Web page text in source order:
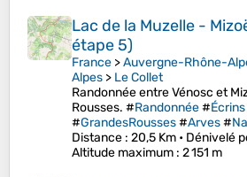
Lac de la Muzelle -
étape 5)
France >Auvergne-Rhône-
Alpes > Le Collet
Randonnée entre Vénosc et
Rousses. #Randonnée#Écrins
#GrandesRousses#Arves#
Distance : 20,5 Km • Dénivelé
Altitude maximum : 2 151 m